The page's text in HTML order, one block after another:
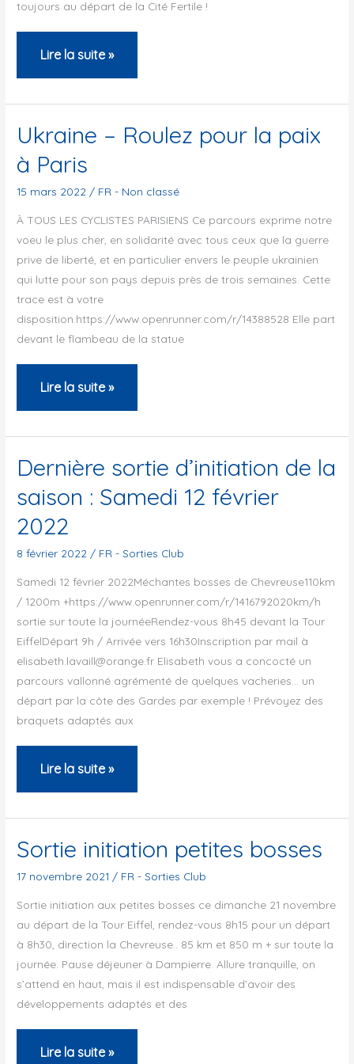
toujours au départ de la Cité Fertile !
BRM
200
nanas
Lire la suite »
Ukraine – Roulez pour la paix
à Paris
15 mars 2022 / FR - Non classé
À TOUS LES CYCLISTES PARISIENS Ce parcours exprime notre
voeu le plus cher, en solidarité avec tous ceux que la guerre
prive de liberté, et en particulier envers le peuple ukrainien
qui lutte pour son pays depuis près de trois semaines. Cette
trace est à votre
disposition.https://www.openrunner.com/r/14388528 Elle part
devant le flambeau de la statue
Ukraine
–
Roulez
la
paix
à
Paris
Lire la suite »
Dernière sortie d’initiation de la
saison : Samedi 12 février
2022
8 février 2022 / FR - Sorties Club
Samedi 12 février 2022Méchantes bosses de Chevreuse110km
/ 1200m +https://www.openrunner.com/r/1416792020km/h
sortie sur toute la journéeRendez-vous 8h45 devant la Tour
EiffelDépart 9h / Arrivée vers 16h30Inscription par mail à
elisabeth.lavaill@orange.fr Elisabeth vous a concocté un
parcours vallonné agrémenté de quelques vacheries… un
départ par la côte des Gardes par exemple ! Prévoyez des
braquets adaptés aux
Dernière
sortie
d’initiation
la
saison
:
Samedi
12
2022
Lire la suite »
Sortie initiation petites bosses
17 novembre 2021 / FR - Sorties Club
Sortie initiation aux petites bosses ce dimanche 21 novembre
au départ de la Tour Eiffel, rendez-vous 8h15 pour un départ
à 8h30, direction la Chevreuse.. 85 km et 850 m + sur toute la
journée. Pause déjeuner à Dampierre. Allure tranquille, on
s’attend en haut, mais il est indispensable d’avoir des
développements adaptés et des
Sortie
Lire la suite »